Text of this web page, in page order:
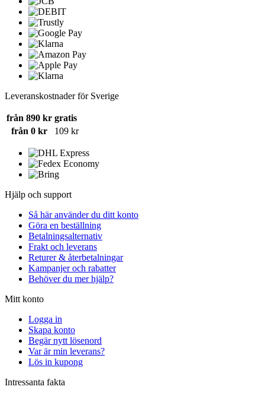
Leveranskostnader för Sverige
från 890 kr gratis
från 0 kr
109 kr
Hjälp och support
Så här använder du ditt konto
Göra en beställning
Betalningsalternativ
Frakt och leverans
Returer & återbetalningar
Kampanjer och rabatter
Behöver du mer hjälp?
Mitt konto
Logga in
Skapa konto
Begär nytt lösenord
Var är min leverans?
Lös in kupong
Intressanta fakta